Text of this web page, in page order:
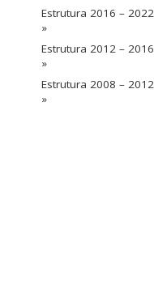
Estrutura 2016 – 2022
»
Estrutura 2012 – 2016
»
Estrutura 2008 – 2012
»